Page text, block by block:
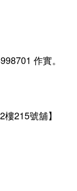
作實。
2樓215號舖】